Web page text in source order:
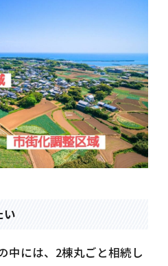
い
中には、2棟丸ごと相続し